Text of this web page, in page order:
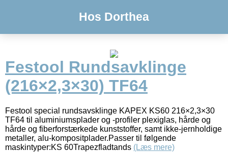
Hos Dorthea
Festool Rundsavklinge
(216×2,3×30) TF64
Festool special rundsavsklinge KAPEX KS60 216×2,3×30
TF64 til aluminiumsplader og -profiler plexiglas, hårde og
hårde og fiberforstærkede kunststoffer, samt ikke-jernholdige
metaller, alu-kompositplader.Passer til følgende
maskintyper:KS 60Trapezfladtands (Læs mere)